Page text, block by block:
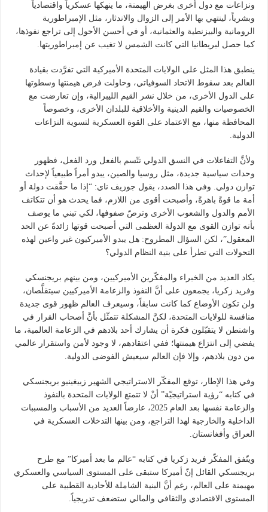
ونزاعات مع دول أخرى بغرض الهيمنة، ما ينهكها عسكرياً واقتصادياً
وبشرياً، لينتهي بها الأمر إلى الزوال والاندثار، مثل الإمبراطورية
الرومانية والبيزنطية والعثمانية، أو في أحسن الأحول إلى تراجع نفوذها،
كما حصل لبريطانيا التي كانت الشمس لا تغيب عن إمبراطوريتها.
ينطبق هذا المثل على الولايات المتحدة الأميركية التي تفرَّدت بقيادة
العالم بعد سقوط الاتحاد السوفياتي، وحاولت فرض هيمنتها وسطوتها
على الدول الأخرى، من خلال نشر القيم الليبرالية، وإن تعارضت مع
الخصوصيات والقيم الدينية والأخلاقية للبلدان الأخرى، وخصوصاً
المحافظة منها، مع الاعتماد على القوة العسكرية لتسوية النزاعات
الدولية.
ولأنَّ التفاعلات في النسق الدولي تتّسم بالفعل ورد الفعل، فظهور
وحدات سياسية جديدة، مثل روسيا والصين، يبدو أمراً طبيعياً لإحداث
توازن دولي. وفي هذا الصدد، يقول جوزيف ناي: “إذا ما حقَّقت دولة أو
أمة ما قوةً باهرةً، وأصبحت أقوى من اللازم، فما يحدث هو أن تتكاتف
الأمم والدول والشعوب الأخرى وترصّ صفوفها، لكي تبني ما يوصف
بأنه توازن القوى مع الدولة العظمى التي أصبحت قوتها زائدةً عن الحد
المعقول”، لكن السؤال المطروح: هل يبدو الأميركيون غير واعين لهذه
التحولات التي تطرأ على بنية النظام الدولي؟
يكاد العديد من الخبراء والمفكّرين الأميركيين، ومن بينهم بريجنسكي
وفريد زكريا، يجمعون على أنَّ النفوذ والزعامة الأميركيين سيتقلَّصان،
ولن تكون الأوضاع كما كانت سابقاً، وسيعرف العالم ظهور قوى جديدة
منافسة للولايات المتحدة، لكنَّ المشكلة تتمثّل بأنَّ أصحاب القرار في
واشنطن لا يتقبّلون فكرة أن يشارك أحد بلادهم في الزعامة العالمية، ما
يفضي إلى انتزاع هيمنتها؛ ففي اعتقادهم، لا وجود لأمن واستقرار عالمي
من دون بلادهم، وإلا فإن العالم سيعيش الفوضى الدولية.
وفي هذا الإطار، توقع المفكّر الاستراتيجي الشهير زبيغينيو بريجنسكي
في كتابه “رؤية استراتيجيّة” أنْ لا تتمتع الولايات المتحدة بالنفوذ
والزعامة نفسها بعد العام 2025، عارضاً العديد من الأسباب والمسببات
الداخلية والخارجية لهذا التراجع، ومن بينها التدخلات العسكرية في
العراق وأفغانستان.
ويتّفق المفكّر فريد زكريا في كتابه “عالم ما بعد أميركا” مع طرح
بريجنسكي القائل إنّ أميركا ستبقى على المستوى السياسي والعسكري
مهيمنة على العالم، رغم أنَّ البنية الشاملة للأحادية القطبية على
المستوى الاقتصادي والثقافي والمالي ستضعف تدريجياً.